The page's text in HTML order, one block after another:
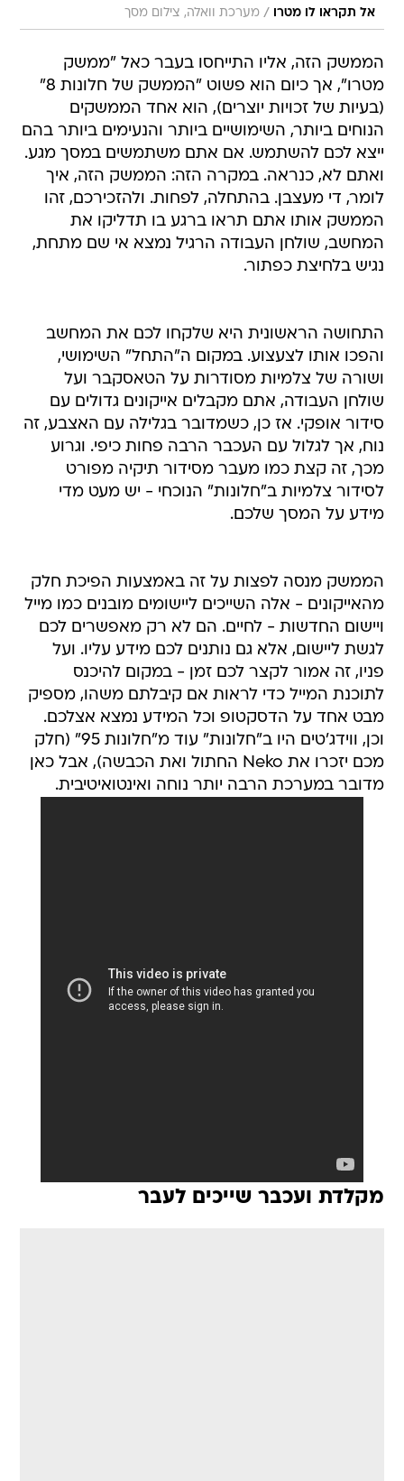
אל תקראו לו מטרו / מערכת וואלה, צילום מסך
הממשק הזה, אליו התייחסו בעבר כאל "ממשק
מטרו", אך כיום הוא פשוט "הממשק של חלונות 8"
(בעיות של זכויות יוצרים), הוא אחד הממשקים
הנוחים ביותר, השימושיים ביותר והנעימים ביותר בהם
ייצא לכם להשתמש. אם אתם משתמשים במסך מגע.
ואתם לא, כנראה. במקרה הזה: הממשק הזה, איך
לומר, די מעצבן. בהתחלה, לפחות. ולהזכירכם, זהו
הממשק אותו אתם תראו ברגע בו תדליקו את
המחשב, שולחן העבודה הרגיל נמצא אי שם מתחת,
נגיש בלחיצת כפתור.
התחושה הראשונית היא שלקחו לכם את המחשב
והפכו אותו לצעצוע. במקום ה"התחל" השימושי,
ושורה של צלמיות מסודרות על הטאסקבר ועל
שולחן העבודה, אתם מקבלים אייקונים גדולים עם
סידור אופקי. אז כן, כשמדובר בגלילה עם האצבע, זה
נוח, אך לגלול עם העכבר הרבה פחות כיפי. וגרוע
מכך, זה קצת כמו מעבר מסידור תיקיה מפורט
לסידור צלמיות ב"חלונות" הנוכחי - יש מעט מדי
מידע על המסך שלכם.
הממשק מנסה לפצות על זה באמצעות הפיכת חלק
מהאייקונים - אלה השייכים ליישומים מובנים כמו מייל
ויישום החדשות - לחיים. הם לא רק מאפשרים לכם
לגשת ליישום, אלא גם נותנים לכם מידע עליו. ועל
פניו, זה אמור לקצר לכם זמן - במקום להיכנס
לתוכנת המייל כדי לראות אם קיבלתם משהו, מספיק
מבט אחד על הדסקטופ וכל המידע נמצא אצלכם.
וכן, ווידג'טים היו ב"חלונות" עוד מ"חלונות 95" (חלק
מכם יזכרו את Neko החתול ואת הכבשה), אבל כאן
מדובר במערכת הרבה יותר נוחה ואינטואיטיבית.
מקלדת ועכבר שייכים לעבר